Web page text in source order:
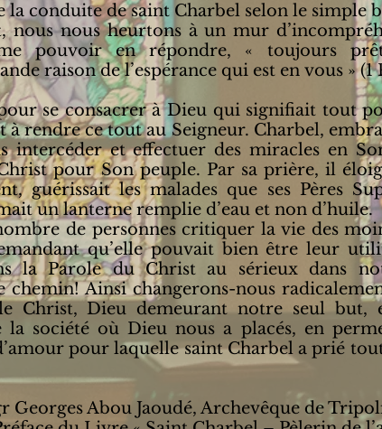
conduite de saint Charbel selon le simple
nous heurtons à un mur
pouvoir en répondre, « toujours
raison de l’espérance qui est en vous » (1
se consacrer à Dieu qui signifiait tout
rendre ce tout au Seigneur. Charbel,
intercéder et effectuer des miracles en
pour Son peuple. Par sa prière, il
guérissait les malades que ses Pères
un lanterne remplie d’eau et non d’huile.
de personnes critiquer la vie des
qu’elle pouvait bien être leur
la Parole du Christ au sérieux dans
Ainsi changerons-nous
Christ, Dieu demeurant notre seul but,
société où Dieu nous a placés, en
pour laquelle saint Charbel a prié
Georges Abou Jaoudé, Archevêque de